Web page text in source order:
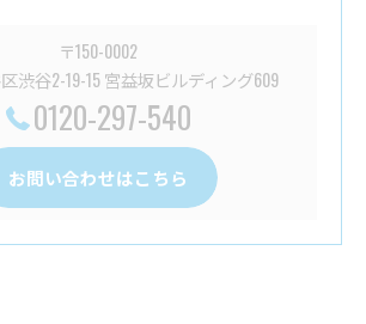
〒150-0002
渋谷2-19-15 宮益坂ビルディング609
0120-297-540
お問い合わせはこちら